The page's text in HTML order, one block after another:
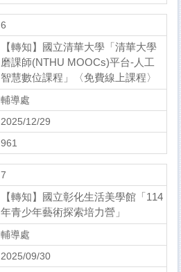
6
【轉知】國立清華大學「清華大學
磨課師(NTHU MOOCs)平台-人工
智慧數位課程」〈免費線上課程〉
輔導處
2025/12/29
961
7
【轉知】國立彰化生活美學館「114
年青少年藝術探索培力營」
輔導處
2025/09/30